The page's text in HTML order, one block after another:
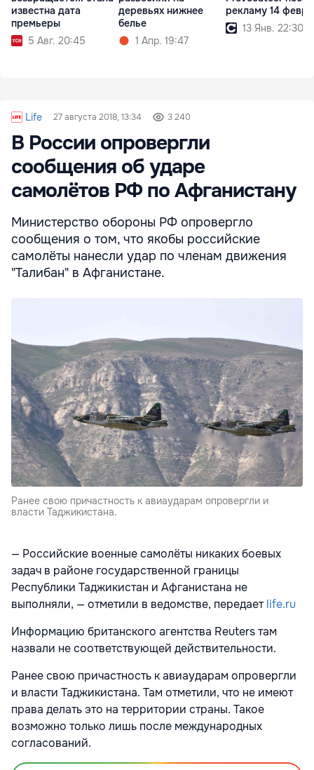
известна дата
премьеры
5 Авг. 20:45
деревьях нижнее
белье
1 Апр. 19:47
рекламу 14
13 Янв. 22:30
Life 27 августа 2018, 13:34 3 240
В России опровергли
сообщения об ударе
самолётов РФ по Афганистану
Министерство обороны РФ опровергло
сообщения о том, что якобы российские
самолёты нанесли удар по членам движения
"Талибан" в Афганистане.
Ранее свою причастность к авиаударам опровергли и
власти Таджикистана.
— Российские военные самолёты никаких боевых
задач в районе государственной границы
Республики Таджикистан и Афганистана не
выполняли, — отметили в ведомстве, передаетlife.ru
Информацию британского агентства Reuters там
назвали не соответствующей действительности.
Ранее свою причастность к авиаударам опровергли
и власти Таджикистана. Там отметили, что не имеют
права делать это на территории страны. Такое
возможно только лишь после международных
согласований.